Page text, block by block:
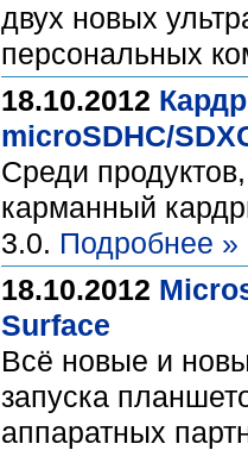
двух новых
персональных
18.10.2012
microSDHC/
Среди
карманный
3.0. Подробнее »
18.10.2012
Surface
Всё новые и
запуска
аппаратных